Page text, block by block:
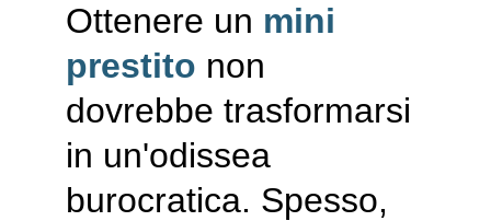
Ottenere un mini
prestito non
dovrebbe trasformarsi
in un'odissea
burocratica. Spesso,